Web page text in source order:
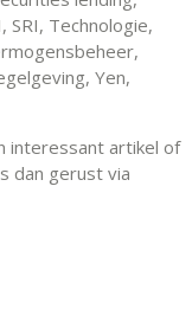
SRI, Technologie,
Yen,
interessant artikel of
dan gerust via